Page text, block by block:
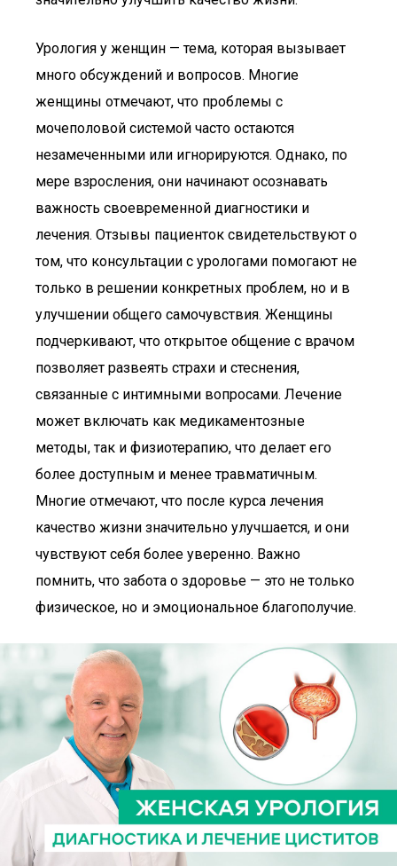
Урология у женщин — тема, которая вызывает
много обсуждений и вопросов. Многие
женщины отмечают, что проблемы с
мочеполовой системой часто остаются
незамеченными или игнорируются. Однако, по
мере взросления, они начинают осознавать
важность своевременной диагностики и
лечения. Отзывы пациенток свидетельствуют о
том, что консультации с урологами помогают не
только в решении конкретных проблем, но и в
улучшении общего самочувствия. Женщины
подчеркивают, что открытое общение с врачом
позволяет развеять страхи и стеснения,
связанные с интимными вопросами. Лечение
может включать как медикаментозные
методы, так и физиотерапию, что делает его
более доступным и менее травматичным.
Многие отмечают, что после курса лечения
качество жизни значительно улучшается, и они
чувствуют себя более уверенно. Важно
помнить, что забота о здоровье — это не только
физическое, но и эмоциональное благополучие.